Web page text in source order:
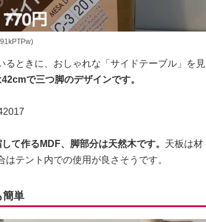
ときに、おしゃれな「サイドテーブル」を見
で三つ脚のデザインです。
て作るMDF、脚部分は天然木です。 天板は材
テント内での使用が良さそうです。
簡単